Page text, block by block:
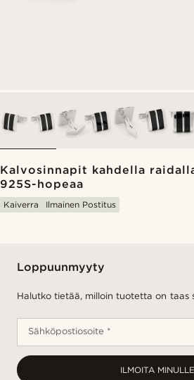
Kalvosinnapit kahdella
925S-hopeaa
Kaiverra Ilmainen Postitus
Loppuunmyyty
Halutko tietää, milloin tuotetta on taas
Sähköpostiosoite *
ILMOITA MINULLE